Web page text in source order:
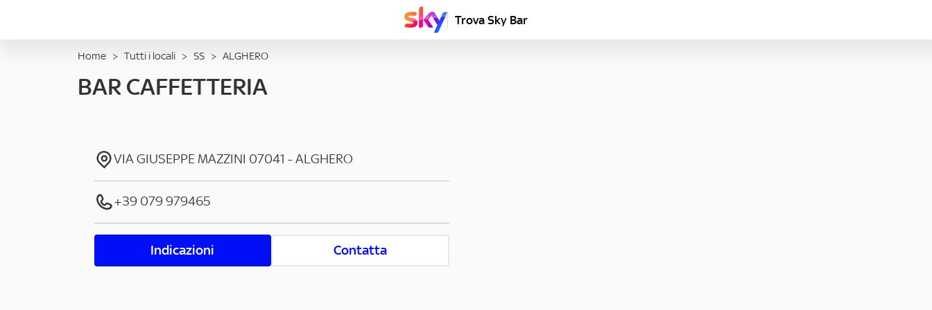
Trova Sky Bar
Home > Tutti i locali > SS > ALGHERO
BAR CAFFETTERIA
VIA GIUSEPPE MAZZINI 07041 -ALGHERO
+39 079 979465
Indicazioni Contatta